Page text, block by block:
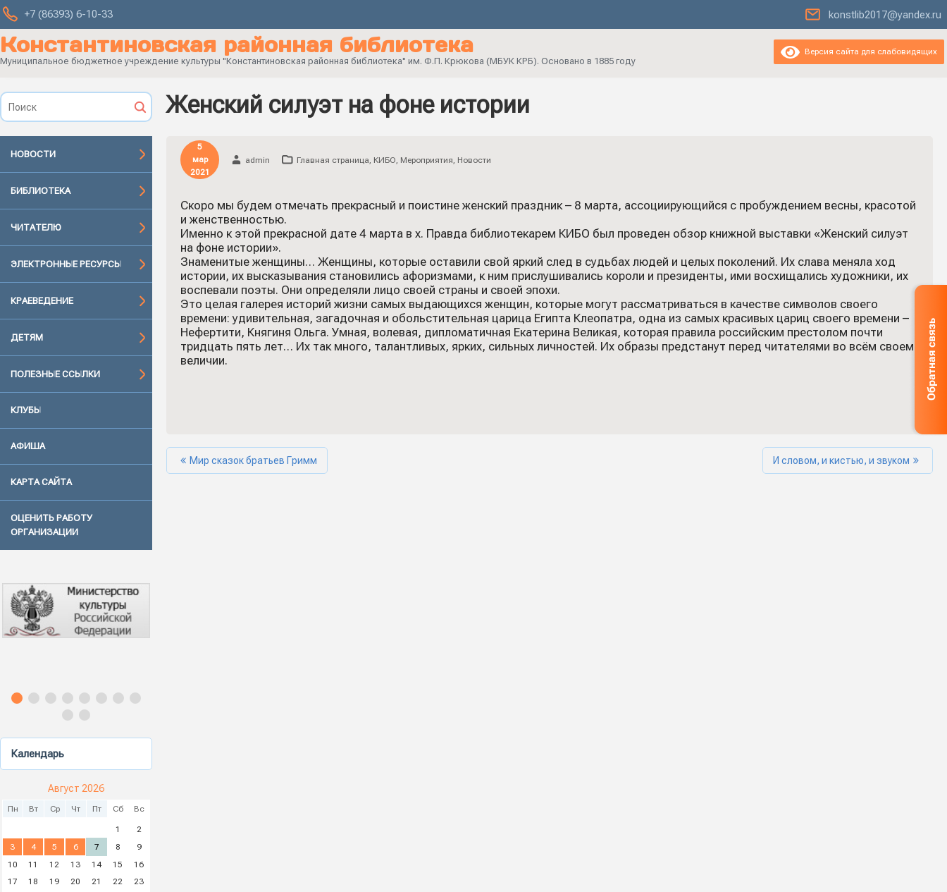
+7 (86393) 6-10-33 konstlib2017@yandex.ru
Константиновская районная библиотека
Муниципальное бюджетное учреждение культуры "Константиновская районная библиотека" им. Ф.П. Крюкова (МБУК КРБ). Основано в 1885 году
Версия сайта для слабовидящих
НОВОСТИ
БИБЛИОТЕКА
ЧИТАТЕЛЮ
ЭЛЕКТРОННЫЕ РЕСУРСЫ
КРАЕВЕДЕНИЕ
ДЕТЯМ
ПОЛЕЗНЫЕ ССЫЛКИ
КЛУБЫ
АФИША
КАРТА САЙТА
ОЦЕНИТЬ РАБОТУ
ОРГАНИЗАЦИИ
Календарь
Август 2026
Пн Вт Ср Чт Пт Сб Вс
1
2
3
4 5 6 7 8
9
10
11 12 13 14 15
16
17
18 19 20 21 22
23
Женский силуэт на фоне истории
5
мар
2021
admin Главная страница, КИБО, Мероприятия, Новости
Скоро мы будем отмечать прекрасный и поистине женский праздник – 8 марта, ассоциирующийся с пробуждением весны, красотой
и женственностью.
Именно к этой прекрасной дате 4 марта в х. Правда библиотекарем КИБО был проведен обзор книжной выставки «Женский силуэт
на фоне истории».
Знаменитые женщины… Женщины, которые оставили свой яркий след в судьбах людей и целых поколений. Их слава меняла ход
истории, их высказывания становились афоризмами, к ним прислушивались короли и президенты, ими восхищались художники, их
воспевали поэты. Они определяли лицо своей страны и своей эпохи.
Это целая галерея историй жизни самых выдающихся женщин, которые могут рассматриваться в качестве символов своего
времени: удивительная, загадочная и обольстительная царица Египта Клеопатра, одна из самых красивых цариц своего времени –
Нефертити, Княгиня Ольга. Умная, волевая, дипломатичная Екатерина Великая, которая правила российским престолом почти
тридцать пять лет… Их так много, талантливых, ярких, сильных личностей. Их образы предстанут перед читателями во всём своем
величии.
Мир сказок братьев Гримм И словом, и кистью, и звуком